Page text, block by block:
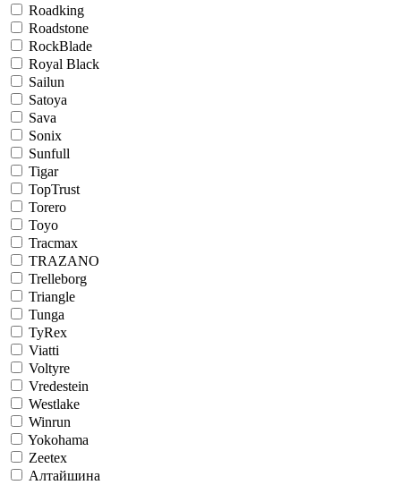
Roadking
Roadstone
RockBlade
Royal Black
Sailun
Satoya
Sava
Sonix
Sunfull
Tigar
TopTrust
Torero
Toyo
Tracmax
TRAZANO
Trelleborg
Triangle
Tunga
TyRex
Viatti
Voltyre
Vredestein
Westlake
Winrun
Yokohama
Zeetex
Алтайшина